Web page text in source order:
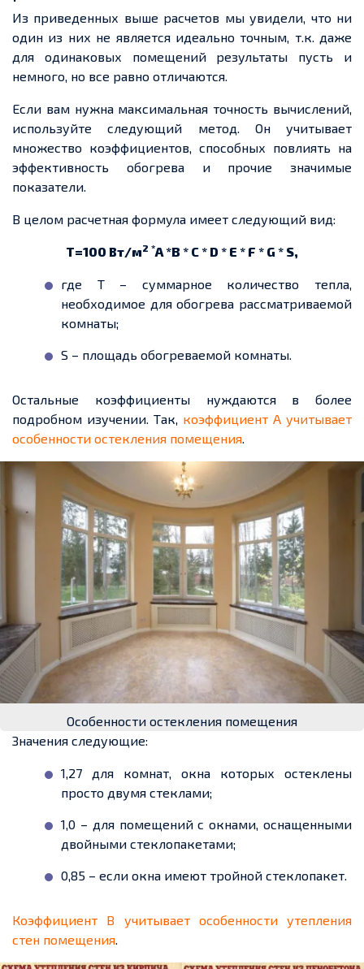
Из приведенных выше расчетов мы увидели, что ни
один из них не является идеально точным, т.к. даже
для одинаковых помещений результаты пусть и
немного, но все равно отличаются.
Если вам нужна максимальная точность вычислений,
используйте следующий метод. Он учитывает
множество коэффициентов, способных повлиять на
эффективность обогрева и прочие значимые
показатели.
В целом расчетная формула имеет следующий вид:
T=100 Вт/м2 *A *B * C * D * E * F * G * S,
где Т – суммарное количество тепла,
необходимое для обогрева рассматриваемой
комнаты;
S – площадь обогреваемой комнаты.
Остальные коэффициенты нуждаются в более
подробном изучении. Так, коэффициент А учитывает
особенности остекления помещения
Особенности остекления помещения
Значения следующие:
1,27 для комнат, окна которых остеклены
просто двумя стеклами;
1,0 – для помещений с окнами, оснащенными
двойными стеклопакетами;
0,85 – если окна имеют тройной стеклопакет.
Коэффициент В учитывает особенности утепления
стен помещения.